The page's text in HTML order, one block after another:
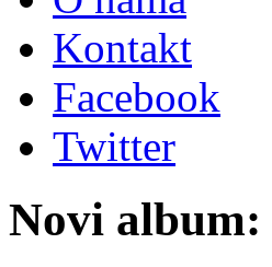
Kontakt
Facebook
Twitter
Novi